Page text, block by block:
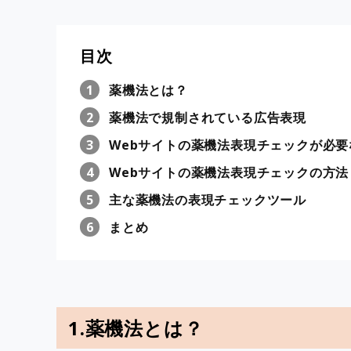
目次
薬機法とは？
薬機法で規制されている広告表現
Webサイトの薬機法表現チェックが必
Webサイトの薬機法表現チェックの方法
主な薬機法の表現チェックツール
まとめ
1.薬機法とは？